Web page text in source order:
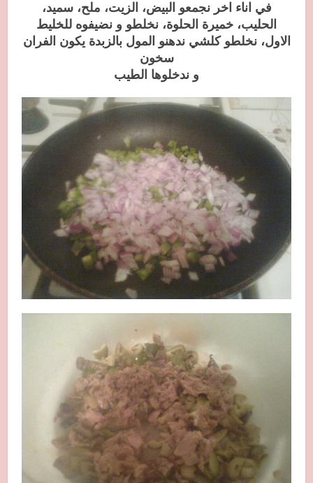
في اناء اخر نجمعو البيض، الزيت، ملح، سميد،
الحليب، خميرة الحلوة، نخلطو و نضيفوه للخليط
الاول، نخلطو كلشيندهنو المول بالزبدة يكون الفران
سخون
و ندخلوها الطيب